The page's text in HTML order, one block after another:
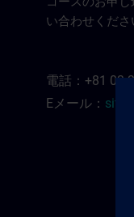
い合わせくだ
電話：+81 03
Eメール：